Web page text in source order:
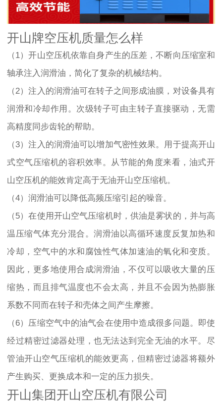
开山牌空压机质量怎么样
（1）开山空压机依靠自身产生的压差，不断向压缩室和
轴承注入润滑油，简化了复杂的机械结构。
（2）注入的润滑油可在转子之间形成油膜，对设备具有
润滑和冷却作用。次级转子可由主转子直接驱动，无需
高精度同步齿轮的帮助。
（3）注入的润滑油可以增加气密性效果。用于提高开山
式空气压缩机的容积效率。从节能的角度来看，油式开
山空压机的能效肯定高于无油开山空压缩机。
（4）润滑油可以降低高频压缩引起的噪音。
（5）在使用开山空气压缩机时，供油是雾状的，并与高
温压缩气体充分混合。润滑油以高循环速度反复加热和
冷却，空气中的水和腐蚀性气体加速油的氧化和变质。
因此，更多地使用合成润滑油，不仅可以吸收大量的压
缩热，而且排气温度也不会太高，并且不会因为热膨胀
系数不同而在转子和壳体之间产生摩擦。
（6）压缩空气中的油气会在使用中造成很多问题。即使
经过精密过滤器处理，也无法达到完全无油的水平。尽
管油开山空气压缩机的能效更高，但精密过滤器将额外
产生购买、更换成本和一定的压力损失。
开山集团开山空压机有限公司